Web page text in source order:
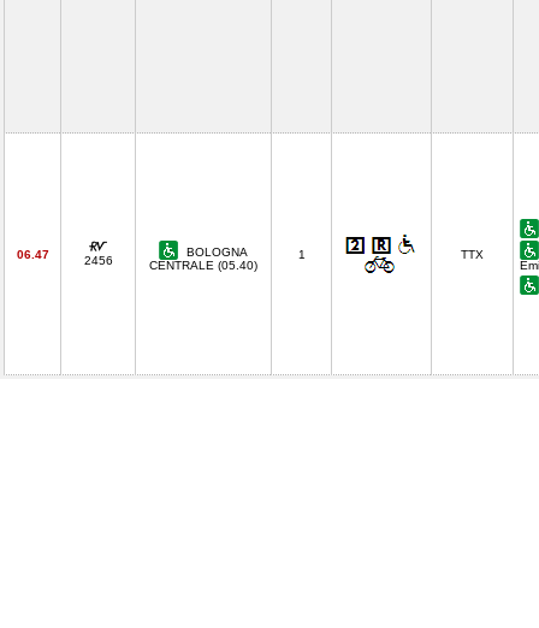
06.47 2456
BOLOGNA
CENTRALE (05.40)
1
TTX